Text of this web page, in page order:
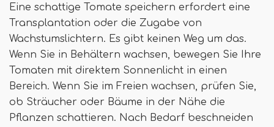
Eine schattige Tomate speichern erfordert eine
Transplantation oder die Zugabe von
Wachstumslichtern. Es gibt keinen Weg um das.
Wenn Sie in Behältern wachsen, bewegen Sie Ihre
Tomaten mit direktem Sonnenlicht in einen
Bereich. Wenn Sie im Freien wachsen, prüfen Sie,
ob Sträucher oder Bäume in der Nähe die
Pflanzen schattieren. Nach Bedarf beschneiden